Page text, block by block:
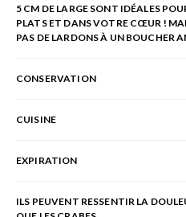
5 CM DE LARGE SONT IDÉALES
PLATS ET DANS VOTRE CŒUR !
PAS DE LARDONS À UN BOUCHER
CONSERVATION
CUISINE
EXPIRATION
ILS PEUVENT RESSENTIR LA